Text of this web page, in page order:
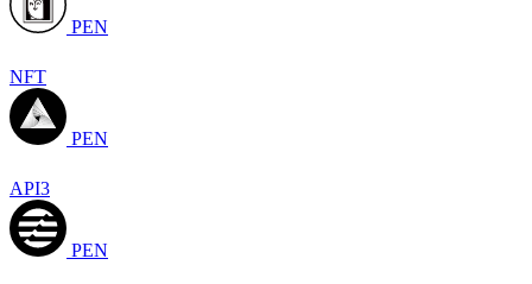
PEN
NFT
PEN
API3
PEN